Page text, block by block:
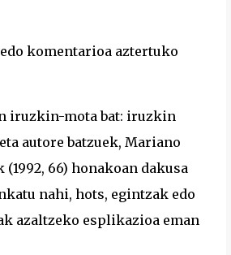
komentarioa aztertuko
iruzkin-mota bat: iruzkin
autore batzuek, Mariano
66) honakoan dakusa
nahi, hots, egintzak edo
azaltzeko esplikazioa eman